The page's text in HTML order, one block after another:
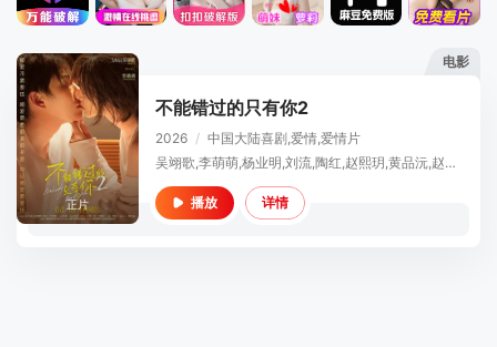
电影
正片
不能错过的只有你2
2026 / 中国大陆喜剧,爱情,爱情片
吴翊歌,李萌萌,杨业明,刘流,陶红,赵熙玥,黄品沅,赵晋,田东霖,赵汉军,王彩平
播放 详情